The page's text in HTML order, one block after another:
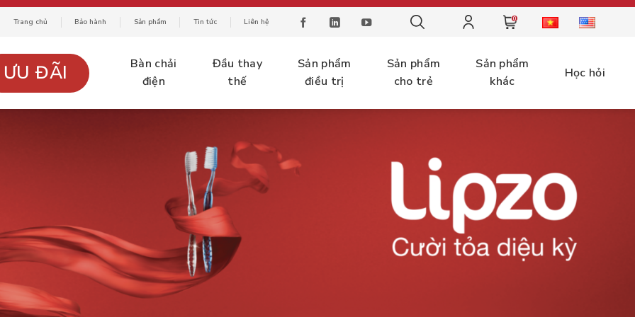
Trang chủ Bảo hành Sản phẩm Tin tức Liên hệ 0
ƯU ĐÃI
Bàn chải
điện
Đầu thay
thế
Sản phẩm
điều trị
Sản phẩm
cho trẻ
Sản phẩm
khác
Học hỏi